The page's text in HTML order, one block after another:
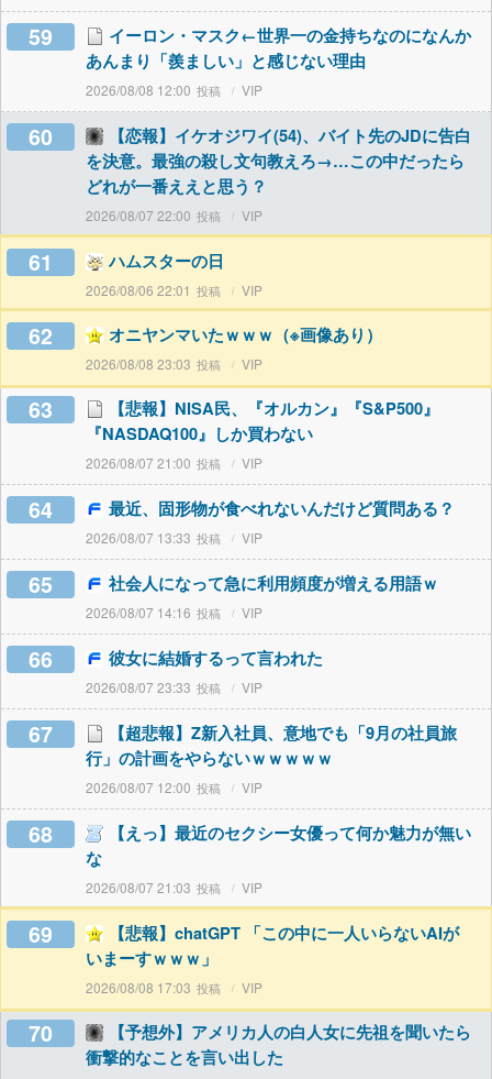
59
イーロン・マスク←世界一の金持ちなのになんか
あんまり「羨ましい」と感じない理由
2026/08/08 12:00 VIP
60
【恋報】イケオジワイ(54)、バイト先のJDに告白
を決意。最強の殺し文句教えろ→…この中だったら
どれが一番ええと思う？
2026/08/07 22:00 VIP
61 ハムスターの日
2026/08/06 22:01 VIP
62 オニヤンマいたｗｗｗ（※画像あり）
2026/08/08 23:03 VIP
63
【悲報】NISA民、『オルカン』『S&P500』
『NASDAQ100』しか買わない
2026/08/07 21:00 VIP
64 最近、固形物が食べれないんだけど質問ある？
2026/08/07 13:33 VIP
65 社会人になって急に利用頻度が増える用語ｗ
2026/08/07 14:16 VIP
66 彼女に結婚するって言われた
2026/08/07 23:33 VIP
67
【超悲報】Z新入社員、意地でも「9月の社員旅
行」の計画をやらないｗｗｗｗｗ
2026/08/07 12:00 VIP
68
【えっ】最近のセクシー女優って何か魅力が無い
な
2026/08/07 21:03 VIP
69
【悲報】chatGPT 「この中に一人いらないAIが
いまーすｗｗｗ」
2026/08/08 17:03 VIP
70
【予想外】アメリカ人の白人女に先祖を聞いたら
衝撃的なことを言い出した